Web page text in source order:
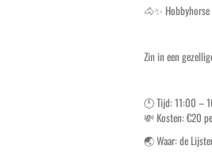
🐴✨
Zin in een
🕚 Tijd: 11:00 –
💸 Kosten: €20
🌏 Waar: de